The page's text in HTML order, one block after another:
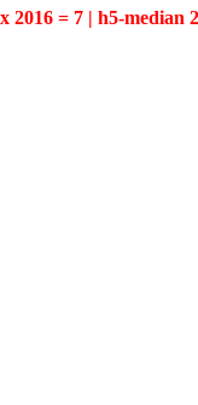
2016 = 7 | h5-median